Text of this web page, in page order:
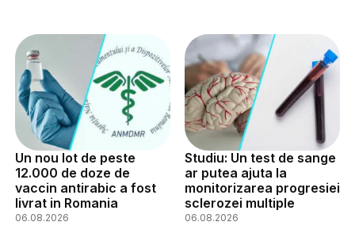
Un nou lot de peste
12.000 de doze de
vaccin antirabic a fost
livrat in Romania
06.08.2026
Studiu: Un test de sange
ar putea ajuta la
monitorizarea progresiei
sclerozei multiple
06.08.2026